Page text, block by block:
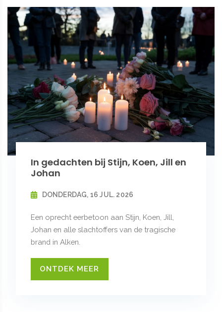
In gedachten bij Stijn, Koen, Jill en
Johan
DONDERDAG, 16 JUL. 2026
Een oprecht eerbetoon aan Stijn, Koen, Jill,
Johan en alle slachtoffers van de tragische
brand in Alken.
ONTDEK MEER